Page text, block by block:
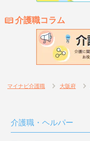
介護職コラム
マイナビ介護職 大阪府
介護職・ヘルパー